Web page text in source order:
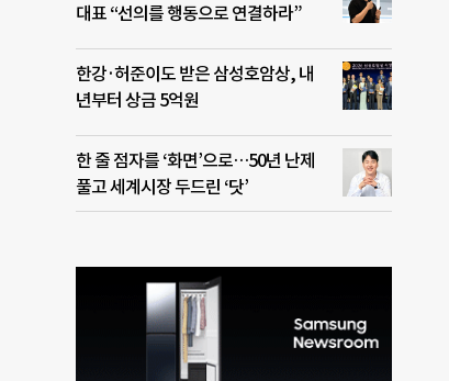
대표 “선의를 행동으로 연결하라”
한강·허준이도 받은 삼성호암상, 내
년부터 상금 5억원
한 줄 점자를 ‘화면’으로…50년 난제
풀고 세계시장 두드린 ‘닷’